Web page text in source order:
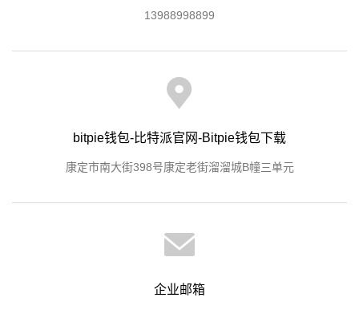
13988998899
bitpie钱包-比特派官网-Bitpie钱包下载
康定市南大街398号康定老街溜溜城B幢三单元
企业邮箱